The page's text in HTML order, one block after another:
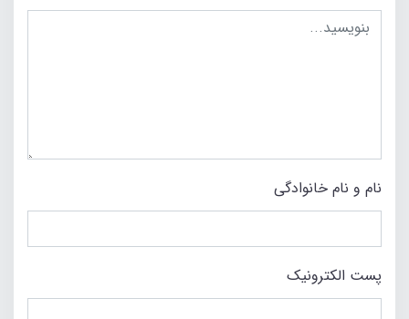
نام و نام خانوادگی
پست الکترونیک